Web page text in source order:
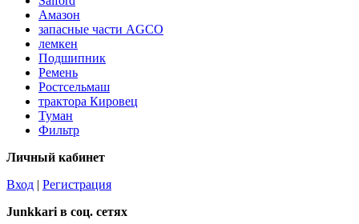
Амазон
запасные части AGCO
лемкен
Подшипник
Ремень
Ростсельмаш
трактора Кировец
Туман
Фильтр
Личный кабинет
Вход | Регистрация
Junkkari в соц. сетях